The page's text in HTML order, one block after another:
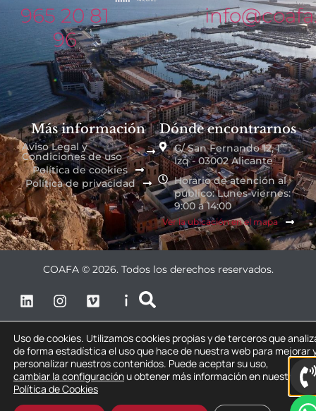
965 20 81
96
Más información
Aviso Legal y
Condiciones de uso
Política de cookies
Política de privacidad
Dónde encontrarnos
C/ San Fernando 12, 1º
Izq - 03002 Alicante
Horario de atención al
público: Lunes-viernes:
9:00 a 14:00
Ver la ubicación en el mapa
COAFA © 2026. Todos los derechos reservados.
Uso de cookies. Utilizamos cookies propias y de terceros que
de forma estadística el uso que hace de nuestra web para mejorar
personalizar nuestros contenidos. Puede aceptar su uso,
cambiar la configuraciónu obtener más información en nuestra
Política de Cookies